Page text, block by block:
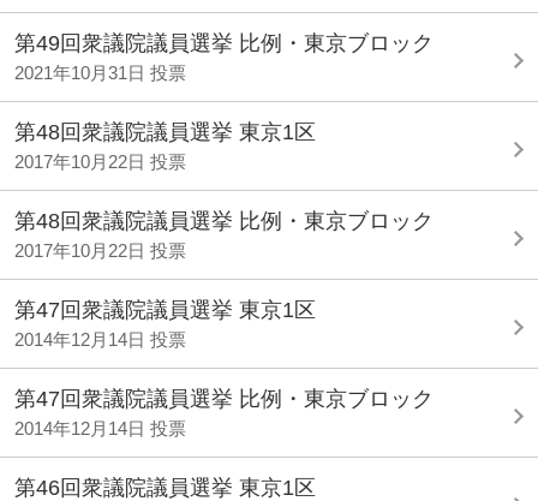
第49回衆議院議員選挙 比例・東京ブロック
2021年10月31日 投票
第48回衆議院議員選挙 東京1区
2017年10月22日 投票
第48回衆議院議員選挙 比例・東京ブロック
2017年10月22日 投票
第47回衆議院議員選挙 東京1区
2014年12月14日 投票
第47回衆議院議員選挙 比例・東京ブロック
2014年12月14日 投票
第46回衆議院議員選挙 東京1区